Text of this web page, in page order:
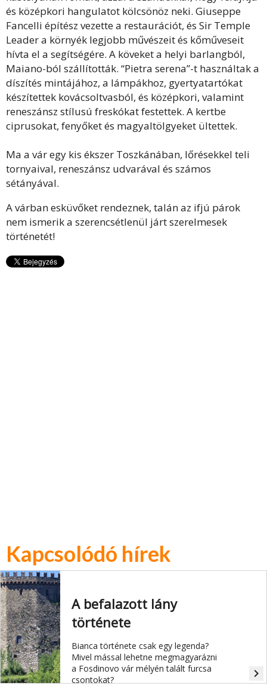
és középkori hangulatot kölcsönöz neki. Giuseppe
Fancelli építész vezette a restaurációt, és Sir Temple
Leader a környék legjobb művészeit és kőműveseit
hívta el a segítségére. A köveket a helyi barlangból,
Maiano-ból szállították. “Pietra serena”-t használtak a
díszítés mintájához, a lámpákhoz, gyertyatartókat
készítettek kovácsoltvasból, és középkori, valamint
reneszánsz stílusú freskókat festettek. A kertbe
ciprusokat, fenyőket és magyaltölgyeket ültettek.
Ma a vár egy kis ékszer Toszkánában, lőrésekkel teli
tornyaival, reneszánsz udvarával és számos
sétányával.
A várban esküvőket rendeznek, talán az ifjú párok
nem ismerik a szerencsétlenül járt szerelmesek
történetét!
Kapcsolódó hírek
A befalazott lány
története
Bianca története csak egy legenda?
Mivel mással lehetne megmagyarázni
a Fosdinovo vár mélyén talált furcsa
csontokat?
navigate_next